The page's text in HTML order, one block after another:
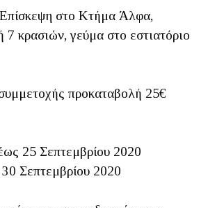
στο Κτήμα Άλφα,
7 κρασιών, γεύμα στο εστιατόριο
προκαταβολή 25€
25 Σεπτεμβρίου 2020
Σεπτεμβρίου 2020